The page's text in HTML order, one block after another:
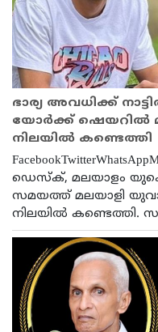
ഭാര്യ അവധിക്ക്
യോർക്ക് ഷെയറിൽ
നിലയിൽ കണ്ടെത്തി
ഡെസ്ക്, മലയാളം
സമയത്ത് മലയാളി
നിലയിൽ കണ്ടെത്തി.